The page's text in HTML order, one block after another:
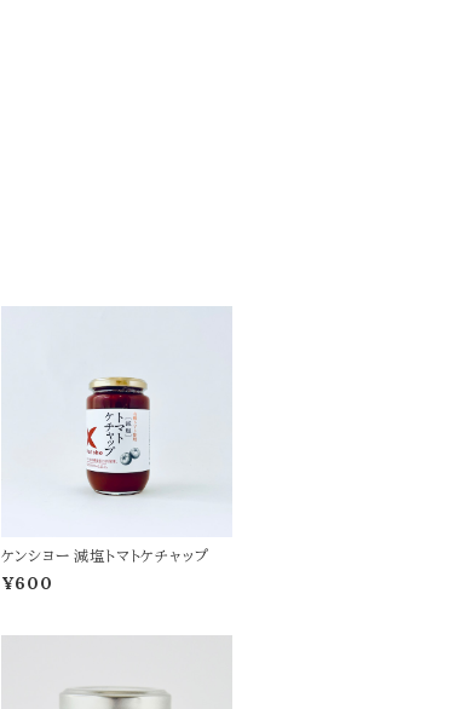
ケンシヨー 減塩トマトケチャップ
¥600